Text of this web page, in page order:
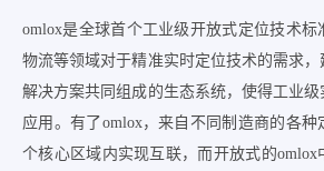
omlox是全球首个工业级开放式定位技术标
物流等领域对于精准实时定位技术的需求
解决方案共同组成的生态系统，使得工业
应用。有了omlox，来自不同制造商的各
个核心区域内实现互联，而开放式的omlox